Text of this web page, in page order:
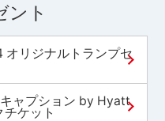
ント
オリジナルトランプセ
ャプション by Hyatt
ケット